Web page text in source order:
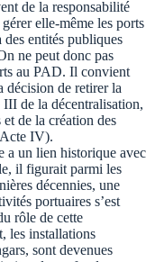
de la responsabilité
elle-même les ports
entités publiques
ne peut donc pas
au PAD. Il convient
décision de retirer la
de la décentralisation,
de la création des
IV).
a un lien historique avec
il figurait parmi les
décennies, une
portuaires s’est
rôle de cette
les installations
sont devenues